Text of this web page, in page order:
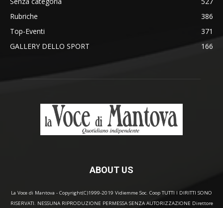
Rubriche
386
Top-Eventi
371
GALLERY DELLO SPORT
166
ABOUT US
La Voce di Mantova - Copyright(C)1999-2019 Vidiemme Soc. Coop TUTTI I DIRITTI SONO
RISERVATI. NESSUNA RIPRODUZIONE PERMESSA SENZA AUTORIZZAZIONE Direttore